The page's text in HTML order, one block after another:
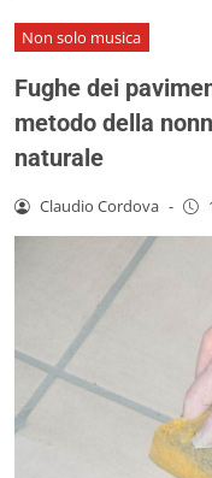
Non solo musica
Fughe dei
metodo della
naturale
Claudio Cordova -